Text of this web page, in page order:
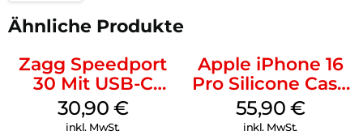
Ähnliche Produkte
Zagg Speedport
30 Mit USB-C
Kabel Weiß
30,90 €
inkl. MwSt.
Apple iPhone 16
Pro Silicone Case
MagSafe Stone
Gray
55,90 €
inkl. MwSt.